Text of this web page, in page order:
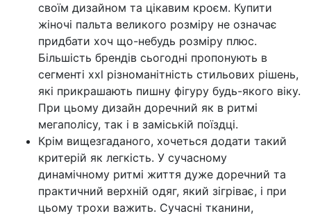
своїм дизайном та цікавим кроєм. Купити
жіночі пальта великого розміру не означає
придбати хоч що-небудь розміру плюс.
Більшість брендів сьогодні пропонують в
сегменті xxl різноманітність стильових рішень,
які прикрашають пишну фігуру будь-якого віку.
При цьому дизайн доречний як в ритмі
мегаполісу, так і в заміській поїздці.
Крім вищезгаданого, хочеться додати такий
критерій як легкість. У сучасному
динамічному ритмі життя дуже доречний та
практичний верхній одяг, який зігріває, і при
цьому трохи важить. Сучасні тканини,